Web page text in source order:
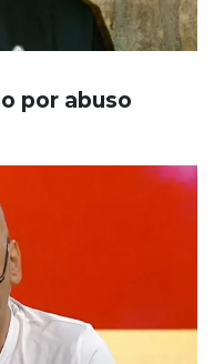
por abuso